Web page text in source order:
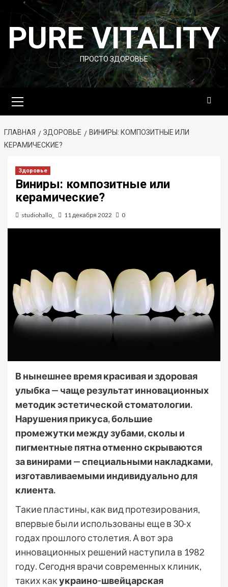
Перейти
содержимому
PURE VITALITY
ПРОСТО ЗДОРОВЬЕ
меню
ГЛАВНАЯ ЗДОРОВЬЕ
ВИНИРЫ: КОМПОЗИТНЫЕ ИЛИ
КЕРАМИЧЕСКИЕ?
Здоровье
Виниры: композитные или
керамические?
studiohallo_ 11 декабря 2022 0
В нынешнее время красивая и здоровая
улыбка — чаще результат инновационных
методик эстетической стоматологии.
Нарушения прикуса, большие
промежутки между зубами, сколы и
пигментные пятна отменно скрываются
за винирами — специальными накладками,
изготавливаемыми индивидуально для
клиента.
Такие пластины, как вид протезирования,
впервые были использованы еще в 30-х
годах прошлого столетия. А вот эра
инновационных решений наступила в 1982
году. Сегодня врачи современных клиник,
таких какукраино-швейцарская